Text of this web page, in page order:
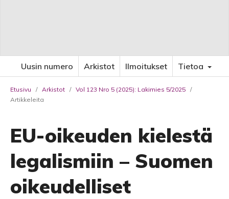
Uusin numero Arkistot Ilmoitukset Tietoa
Etusivu / Arkistot / Vol 123 Nro 5 (2025): Lakimies 5/2025 /
Artikkeleita
EU-oikeuden kielestä
legalismiin – Suomen
oikeudelliset